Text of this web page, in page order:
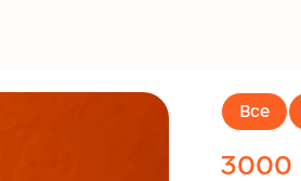
Все